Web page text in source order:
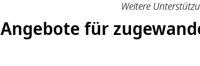
Weitere
Angebote für